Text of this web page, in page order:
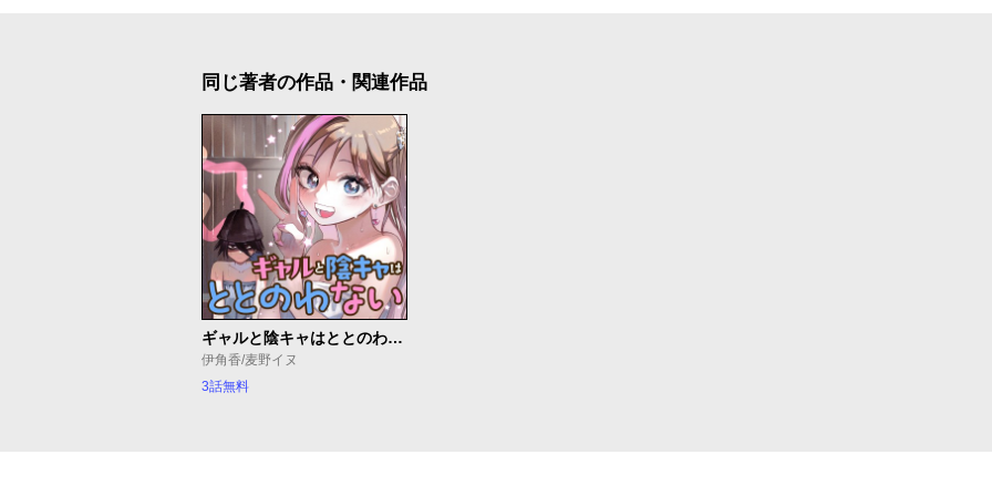
同じ著者の作品・関連作品
ギャルと陰キャはととのわない
伊角香/麦野イヌ
3話無料